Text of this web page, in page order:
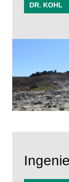
DR. KOHL